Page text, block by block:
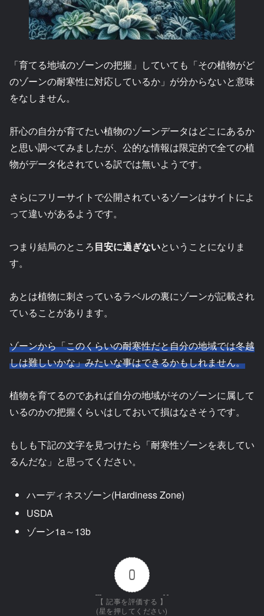
「育てる地域のゾーンの把握」していても「その植物がど
のゾーンの耐寒性に対応しているか」が分からないと意味
をなしません。
肝心の自分が育てたい植物のゾーンデータはどこにあるか
と思い調べてみましたが、公的な情報は限定的で全ての植
物がデータ化されている訳では無いようです。
さらにフリーサイトで公開されているゾーンはサイトによ
って違いがあるようです。
つまり結局のところ目安に過ぎないということになりま
す。
あとは植物に刺さっているラベルの裏にゾーンが記載され
ていることがあります。
ゾーンから「このくらいの耐寒性だと自分の地域では冬越
しは難しいかな」みたいな事はできるかもしれません。
植物を育てるのであれば自分の地域がそのゾーンに属して
いるのかの把握くらいはしておいて損はなさそうです。
もしも下記の文字を見つけたら「耐寒性ゾーンを表してい
るんだな」と思ってください。
ハーディネスゾーン(Hardiness Zone)
USDA
ゾーン1a～13b
0
【 記事を評価する 】
(星を押してください)